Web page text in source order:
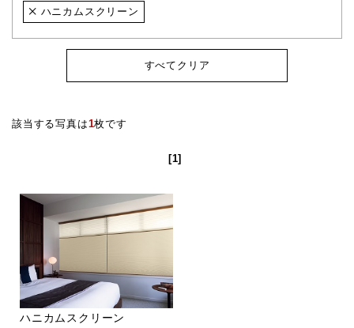
ハニカムスクリーン
すべてクリア
該当する写真は1枚です
[1]
ハニカムスクリーン